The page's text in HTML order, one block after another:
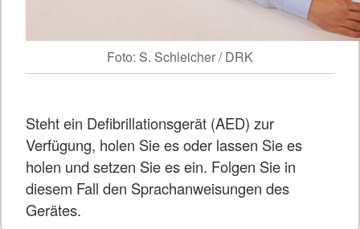
Foto: S. Schleicher / DRK
Steht ein Defibrillationsgerät (AED) zur
Verfügung, holen Sie es oder lassen Sie es
holen und setzen Sie es ein. Folgen Sie in
diesem Fall den Sprachanweisungen des
Gerätes.